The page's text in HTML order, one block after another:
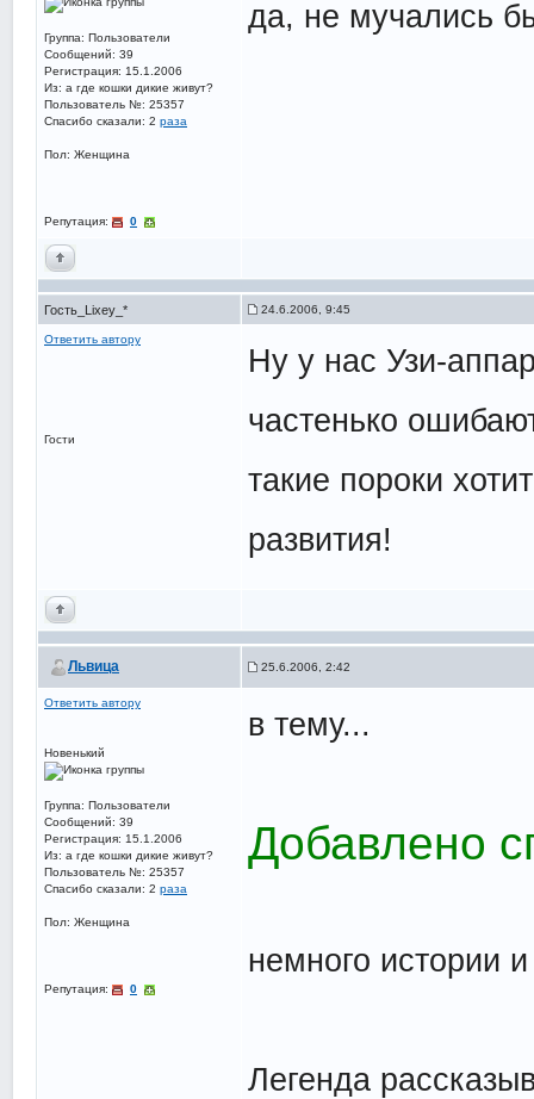
Группа: Пользователи
Сообщений: 39
Регистрация: 15.1.2006
Из: а где кошки дикие живут?
Пользователь №: 25357
Спасибо сказали: 2 раза
Пол: Женщина
Репутация: 0
да, не мучались
Гость_Lixey_* 24.6.2006, 9:45
Ответить автору
Гости
Ну у нас Узи-
частенько
такие пороки
развития!
Львица 25.6.2006, 2:42
Ответить автору
Новенький
Группа: Пользователи
Сообщений: 39
Регистрация: 15.1.2006
Из: а где кошки дикие живут?
Пользователь №: 25357
Спасибо сказали: 2 раза
Пол: Женщина
Репутация: 0
в тему...
Добавлено
немного истории
Легенда